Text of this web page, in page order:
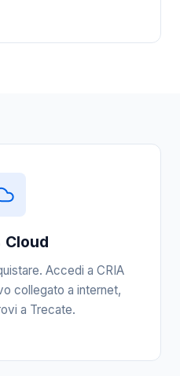
Cloud
Accedi a CRIA
collegato a internet,
a Trecate.